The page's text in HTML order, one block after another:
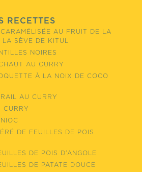
RECETTES
CARAMÉLISÉE AU FRUIT DE LA
LA SÈVE DE KITUL
NOIRES
AU CURRY
À LA NOIX DE COCO
AU CURRY
CURRY
DE FEUILLES DE POIS
DE POIS D’ANGOLE
DE PATATE DOUCE